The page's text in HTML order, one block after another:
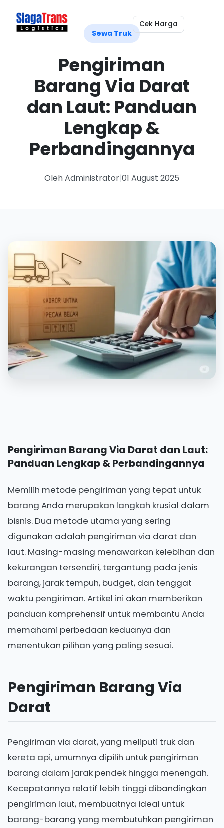
Cek Harga
Sewa Truk
Pengiriman
Barang Via Darat
dan Laut: Panduan
Lengkap &
Perbandingannya
Oleh Administrator|01 August 2025
Pengiriman Barang Via Darat dan Laut:
Panduan Lengkap & Perbandingannya
Memilih metode pengiriman yang tepat untuk
barang Anda merupakan langkah krusial dalam
bisnis. Dua metode utama yang sering
digunakan adalah pengiriman via darat dan
laut. Masing-masing menawarkan kelebihan dan
kekurangan tersendiri, tergantung pada jenis
barang, jarak tempuh, budget, dan tenggat
waktu pengiriman. Artikel ini akan memberikan
panduan komprehensif untuk membantu Anda
memahami perbedaan keduanya dan
menentukan pilihan yang paling sesuai.
Pengiriman Barang Via
Darat
Pengiriman via darat, yang meliputi truk dan
kereta api, umumnya dipilih untuk pengiriman
barang dalam jarak pendek hingga menengah.
Kecepatannya relatif lebih tinggi dibandingkan
pengiriman laut, membuatnya ideal untuk
barang-barang yang membutuhkan pengiriman